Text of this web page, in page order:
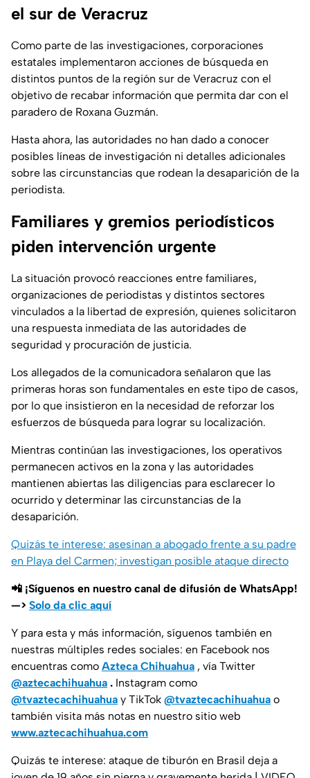
el sur de Veracruz
Como parte de las investigaciones, corporaciones
estatales implementaron acciones de búsqueda en
distintos puntos de la región sur de Veracruz con el
objetivo de recabar información que permita dar con el
paradero de Roxana Guzmán.
Hasta ahora, las autoridades no han dado a conocer
posibles líneas de investigación ni detalles adicionales
sobre las circunstancias que rodean la desaparición de la
periodista.
Familiares y gremios periodísticos
piden intervención urgente
La situación provocó reacciones entre familiares,
organizaciones de periodistas y distintos sectores
vinculados a la libertad de expresión, quienes solicitaron
una respuesta inmediata de las autoridades de
seguridad y procuración de justicia.
Los allegados de la comunicadora señalaron que las
primeras horas son fundamentales en este tipo de casos,
por lo que insistieron en la necesidad de reforzar los
esfuerzos de búsqueda para lograr su localización.
Mientras continúan las investigaciones, los operativos
permanecen activos en la zona y las autoridades
mantienen abiertas las diligencias para esclarecer lo
ocurrido y determinar las circunstancias de la
desaparición.
Quizás te interese: asesinan a abogado frente a su padre
en Playa del Carmen; investigan posible ataque directo
📲 ¡Síguenos en nuestro canal de difusión de WhatsApp!
—> Solo da clic aquí
Y para esta y más información, síguenos también en
nuestras múltiples redes sociales: en Facebook nos
encuentras como Azteca Chihuahua , vía Twitter
@aztecachihuahua . Instagram como
@tvaztecachihuahua y TikTok @tvaztecachihuahua o
también visita más notas en nuestro sitio web
www.aztecachihuahua.com
Quizás te interese: ataque de tiburón en Brasil deja a